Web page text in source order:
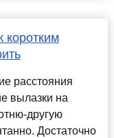
коротким
расстояния
вылазки на
другую
Достаточно